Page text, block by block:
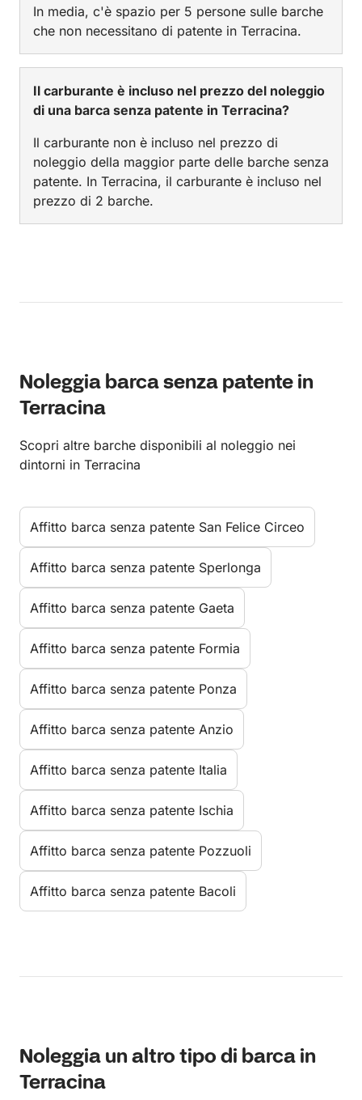
In media, c'è spazio per 5 persone sulle barche
che non necessitano di patente in Terracina.
Il carburante è incluso nel prezzo del noleggio
di una barca senza patente in Terracina?
Il carburante non è incluso nel prezzo di
noleggio della maggior parte delle barche senza
patente. In Terracina, il carburante è incluso nel
prezzo di 2 barche.
Noleggia barca senza patente in
Terracina
Scopri altre barche disponibili al noleggio nei
dintorni in Terracina
Affitto barca senza patente San Felice Circeo
Affitto barca senza patente Sperlonga
Affitto barca senza patente Gaeta
Affitto barca senza patente Formia
Affitto barca senza patente Ponza
Affitto barca senza patente Anzio
Affitto barca senza patente Italia
Affitto barca senza patente Ischia
Affitto barca senza patente Pozzuoli
Affitto barca senza patente Bacoli
Noleggia un altro tipo di barca in
Terracina